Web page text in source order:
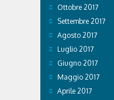
Ottobre 2017
Settembre 2017
Agosto 2017
Luglio 2017
Giugno 2017
Maggio 2017
Aprile 2017